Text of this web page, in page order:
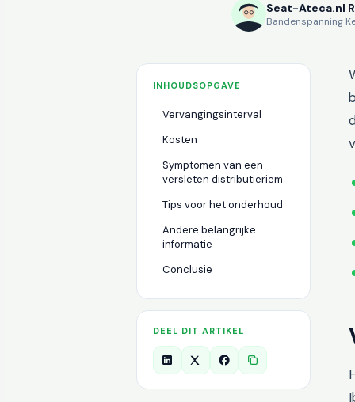
Seat-Ateca.nl
Bandenspanning
INHOUDSOPGAVE
Vervangingsinterval
Kosten
Symptomen van een
versleten distributieriem
Tips voor het onderhoud
Andere belangrijke
informatie
Conclusie
DEEL DIT ARTIKEL